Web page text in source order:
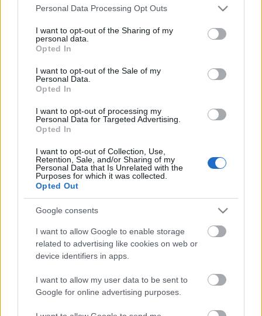
Please note that this website/app uses one or more Google
not limited to your visit or usage behaviour. You may click to
grant or deny consent to Google and its third-party tags to
use your data for below specified purposes in below Google
consent section.
Personal Data Processing Opt Outs
I want to opt-out of the Sharing of my
personal data.
Opted In
I want to opt-out of the Sale of my
Personal Data.
Opted In
I want to opt-out of processing my
Personal Data for Targeted Advertising.
Opted In
I want to opt-out of Collection, Use,
Retention, Sale, and/or Sharing of my
Personal Data that Is Unrelated with the
Purposes for which it was collected.
Opted Out
Google consents
I want to allow Google to enable storage
related to advertising like cookies on web or
device identifiers in apps.
I want to allow my user data to be sent to
Google for online advertising purposes.
árnyékában?
másodfokúra csökken a riasztás
HIRDETÉS
Paks II.: Mit jelent az 5. blokk új
mérföldköve a felülvizsgálat
árnyékában?